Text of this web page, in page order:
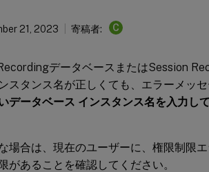
21, 2023 寄稿者: C
データベースまたはSession
スタンス名が正しくても、エラーメッ
データベース インスタンス名を入力して
場合は、現在のユーザーに、権限制限
があることを確認してください。